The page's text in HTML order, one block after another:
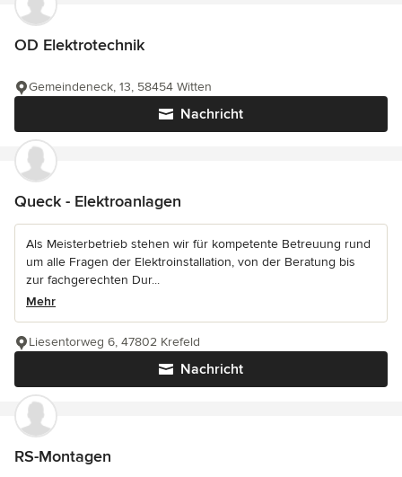
OD Elektrotechnik
Nachricht
Gemeindeneck, 13, 58454 Witten
Queck - Elektroanlagen
Als Meisterbetrieb stehen wir für kompetente Betreuung rund
um alle Fragen der Elektroinstallation, von der Beratung bis
zur fachgerechten Dur...
Mehr
Nachricht
Liesentorweg 6, 47802 Krefeld
RS-Montagen